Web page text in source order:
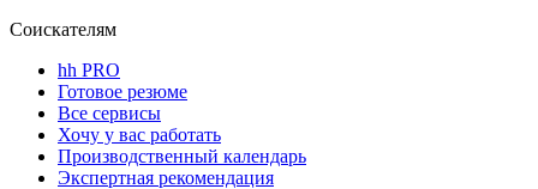
Соискателям
hh PRO
Готовое резюме
Все сервисы
Хочу у вас работать
Производственный календарь
Экспертная рекомендация